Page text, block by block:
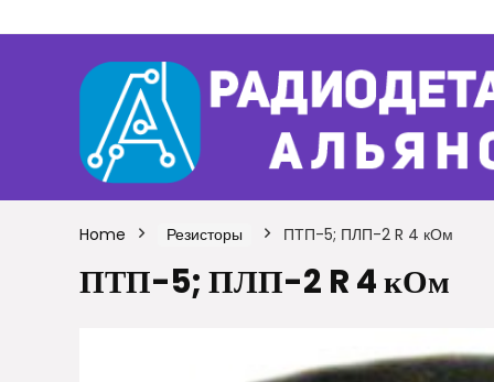
Home Резисторы ПТП-5; ПЛП-2 R 4 кОм
ПТП-5; ПЛП-2 R 4 кОм